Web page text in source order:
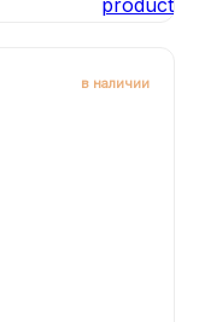
в наличии